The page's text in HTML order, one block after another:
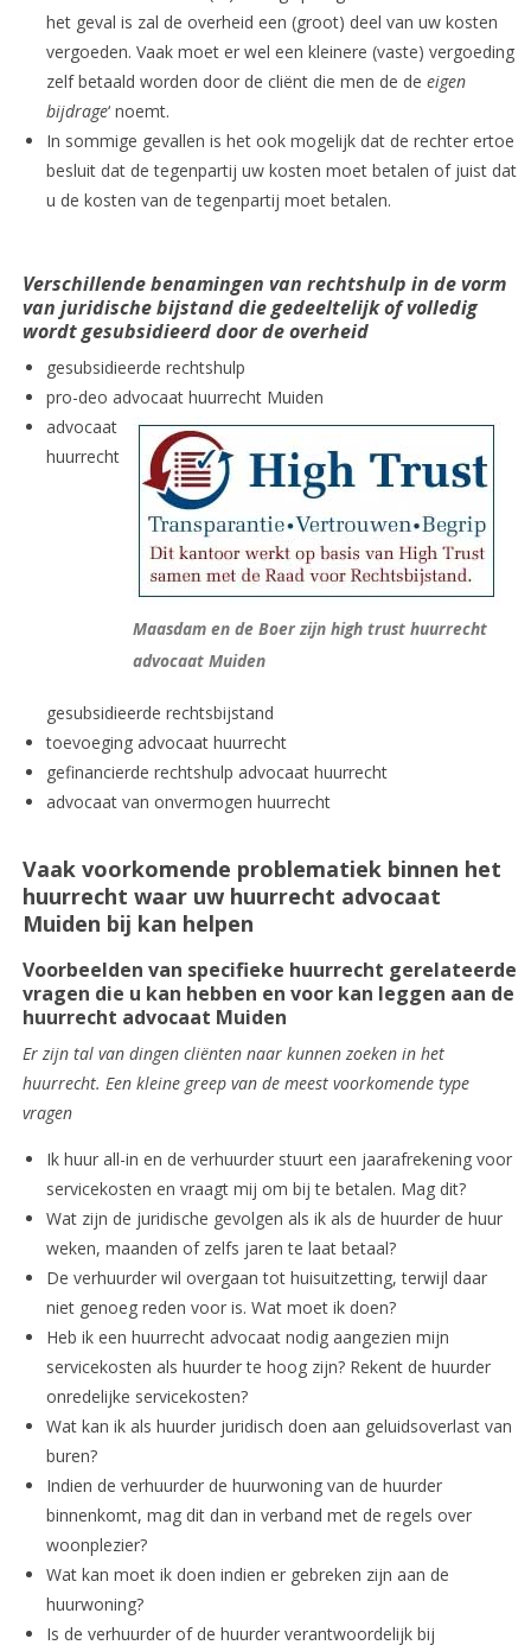
het geval is zal de overheid een (groot) deel van uw kosten
vergoeden. Vaak moet er wel een kleinere (vaste) vergoeding
zelf betaald worden door de cliënt die men de de eigen
bijdrage‘ noemt.
In sommige gevallen is het ook mogelijk dat de rechter ertoe
besluit dat de tegenpartij uw kosten moet betalen of juist dat
u de kosten van de tegenpartij moet betalen.
Verschillende benamingen van rechtshulp in de vorm
van juridische bijstand die gedeeltelijk of volledig
wordt gesubsidieerd door de overheid
gesubsidieerde rechtshulp
pro-deo advocaat huurrecht Muiden
Maasdam en de Boer zijn high trust huurrecht
advocaat Muiden
advocaat
huurrecht
gesubsidieerde rechtsbijstand
toevoeging advocaat huurrecht
gefinancierde rechtshulp advocaat huurrecht
advocaat van onvermogen huurrecht
Vaak voorkomende problematiek binnen het
huurrecht waar uw huurrecht advocaat
Muiden bij kan helpen
Voorbeelden van specifieke huurrecht gerelateerde
vragen die u kan hebben en voor kan leggen aan de
huurrecht advocaat Muiden
Er zijn tal van dingen cliënten naar kunnen zoeken in het
huurrecht. Een kleine greep van de meest voorkomende type
vragen
Ik huur all-in en de verhuurder stuurt een jaarafrekening voor
servicekosten en vraagt mij om bij te betalen. Mag dit?
Wat zijn de juridische gevolgen als ik als de huurder de huur
weken, maanden of zelfs jaren te laat betaal?
De verhuurder wil overgaan tot huisuitzetting, terwijl daar
niet genoeg reden voor is. Wat moet ik doen?
Heb ik een huurrecht advocaat nodig aangezien mijn
servicekosten als huurder te hoog zijn? Rekent de huurder
onredelijke servicekosten?
Wat kan ik als huurder juridisch doen aan geluidsoverlast van
buren?
Indien de verhuurder de huurwoning van de huurder
binnenkomt, mag dit dan in verband met de regels over
woonplezier?
Wat kan moet ik doen indien er gebreken zijn aan de
huurwoning?
Is de verhuurder of de huurder verantwoordelijk bij